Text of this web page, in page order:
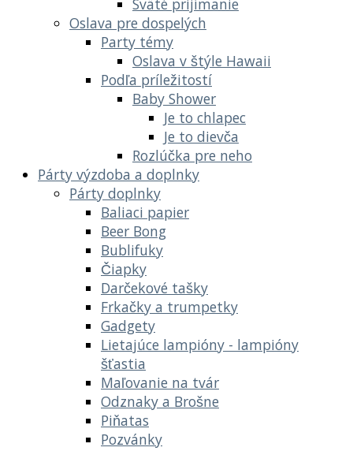
Sväté prijímanie
Oslava pre dospelých
Party témy
Oslava v štýle Hawaii
Podľa príležitostí
Baby Shower
Je to chlapec
Je to dievča
Rozlúčka pre neho
Párty výzdoba a doplnky
Párty doplnky
Baliaci papier
Beer Bong
Bublifuky
Čiapky
Darčekové tašky
Frkačky a trumpetky
Gadgety
Lietajúce lampióny - lampióny
šťastia
Maľovanie na tvár
Odznaky a Brošne
Piňatas
Pozvánky